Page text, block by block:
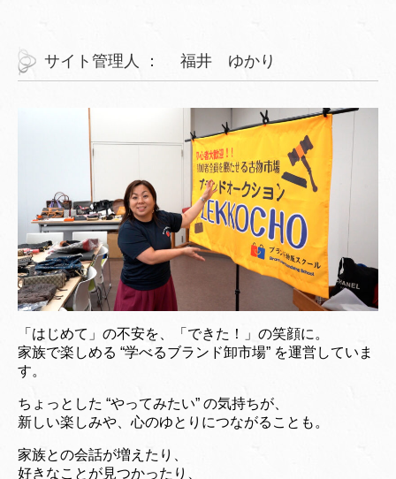
サイト管理人 ： 福井 ゆかり
「はじめて」の不安を、「できた！」の笑顔に。
家族で楽しめる “学べるブランド卸市場” を運営していま
す。
ちょっとした “やってみたい” の気持ちが、
新しい楽しみや、心のゆとりにつながることも。
家族との会話が増えたり、
好きなことが見つかったり、